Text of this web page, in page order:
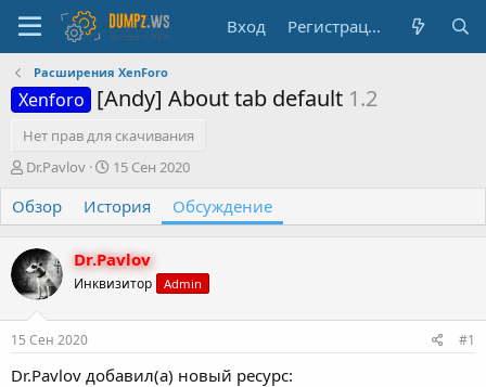
Вход Регистрация
Расширения XenForo
Xenforo [Andy] About tab default 1.2
Нет прав для скачивания
А
т
о
р
т
е
м
ы
Dr.Pavlov
Д
т
а
а
ч
л
15 Сен 2020
Обзор История Обсуждение
Dr.Pavlov
Инквизитор Admin
15 Сен 2020 #1
Dr.Pavlov добавил(а) новый ресурс: